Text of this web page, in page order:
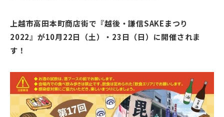
上越市高田本町商店街で『越後・謙信SAKEまつり
2022』が10月22日（土）・23日（日）に開催されま
す！